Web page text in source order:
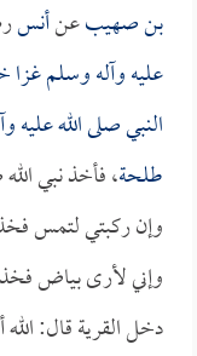
بن صهيبعنأنس
عليه وآله وسلم غزا
النبي صلى الله
طلحة، فأخذ نبي
وإن ركبتي لتمس
وإني لأرى بياض فخذ
دخل القرية قال: